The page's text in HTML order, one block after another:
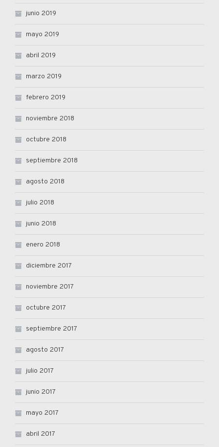
junio 2019
mayo 2019
abril 2019
marzo 2019
febrero 2019
noviembre 2018
octubre 2018
septiembre 2018
agosto 2018
julio 2018
junio 2018
enero 2018
diciembre 2017
noviembre 2017
octubre 2017
septiembre 2017
agosto 2017
julio 2017
junio 2017
mayo 2017
abril 2017